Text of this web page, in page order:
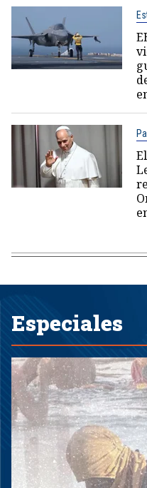
Especiales